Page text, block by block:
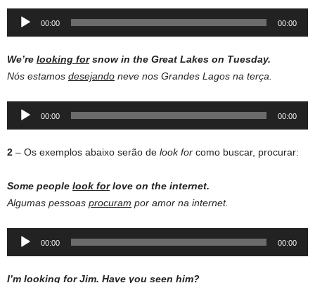
Audio
00:00 00:00
We’re looking forsnow in the Great Lakes on Tuesday.
Nós estamos desejando neve nos Grandes Lagos na terça.
Audio
00:00 00:00
2 – Os exemplos abaixo serão de look for como buscar, procurar:
Some people look forlove on the internet.
Algumas pessoas procuram por amor na internet.
Audio
00:00 00:00
I’m looking forJim. Have you seen him?